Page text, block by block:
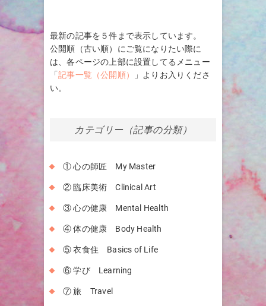
最新の記事を５件まで表示しています。
公開順（古い順）にご覧になりたい際に
は、各ページの上部に設置してるメニュー
「記事一覧（公開順）
」よりお入りくださ
い。
カテゴリー（記事の分類）
① 心の師匠 My Master
② 臨床美術 Clinical Art
③ 心の健康 Mental Health
④ 体の健康 Body Health
⑤ 衣食住 Basics of Life
⑥ 学び Learning
⑦ 旅 Travel